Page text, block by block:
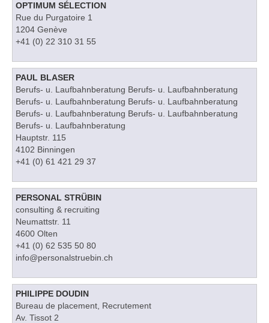
OPTIMUM SÉLECTION
Rue du Purgatoire 1
1204 Genève
+41 (0) 22 310 31 55
PAUL BLASER
Berufs- u. Laufbahnberatung Berufs- u. Laufbahnberatung
Berufs- u. Laufbahnberatung Berufs- u. Laufbahnberatung
Berufs- u. Laufbahnberatung Berufs- u. Laufbahnberatung
Berufs- u. Laufbahnberatung
Hauptstr. 115
4102 Binningen
+41 (0) 61 421 29 37
PERSONAL STRÜBIN
consulting & recruiting
Neumattstr. 11
4600 Olten
+41 (0) 62 535 50 80
info@personalstruebin.ch
PHILIPPE DOUDIN
Bureau de placement, Recrutement
Av. Tissot 2